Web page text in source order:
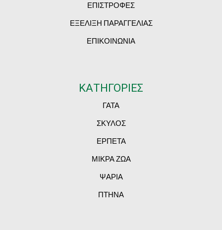
ΕΠΙΣΤΡΟΦΕΣ
ΕΞΕΛΙΞΗ ΠΑΡΑΓΓΕΛΙΑΣ
ΕΠΙΚΟΙΝΩΝΙΑ
ΚΑΤΗΓΟΡΙΕΣ
ΓΑΤΑ
ΣΚΥΛΟΣ
ΕΡΠΕΤΑ
ΜΙΚΡΑ ΖΩΑ
ΨΑΡΙΑ
ΠΤΗΝΑ